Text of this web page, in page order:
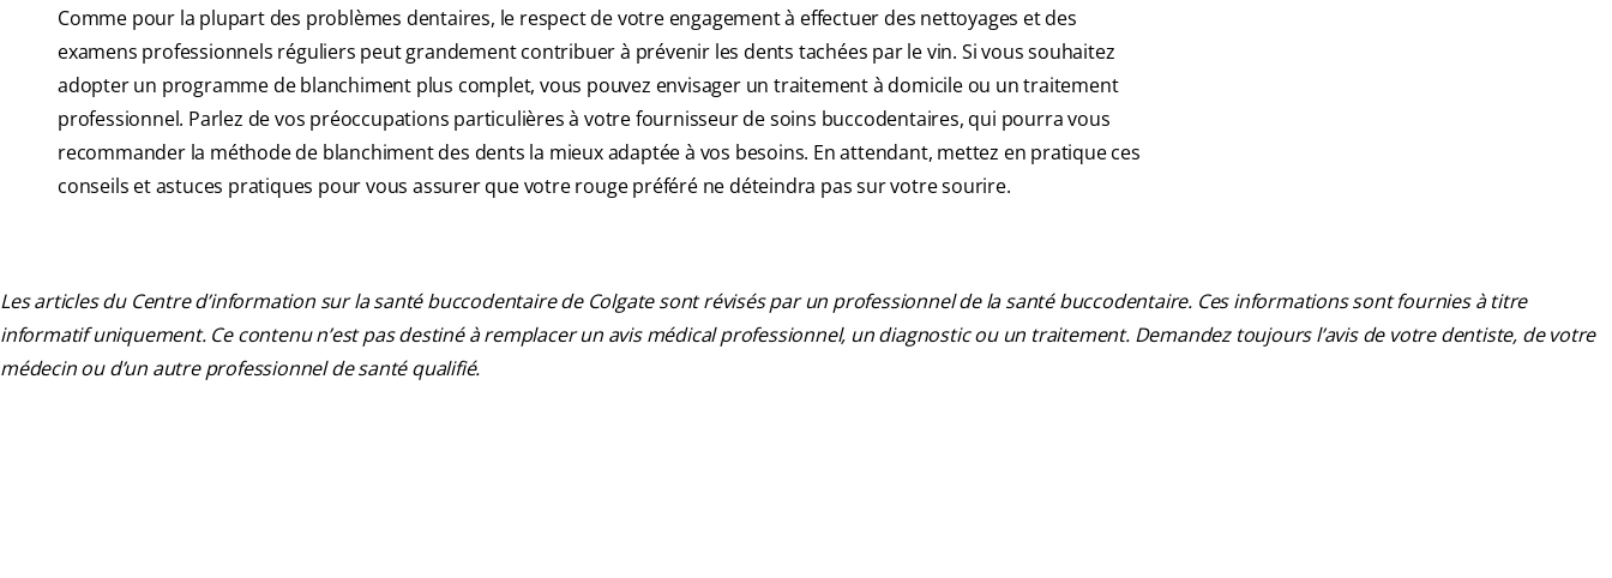
Comme pour la plupart des problèmes dentaires, le respect de votre engagement à effectuer des nettoyages et des
examens professionnels réguliers peut grandement contribuer à prévenir les dents tachées par le vin. Si vous souhaitez
adopter un programme de blanchiment plus complet, vous pouvez envisager un traitement à domicile ou un traitement
professionnel. Parlez de vos préoccupations particulières à votre fournisseur de soins buccodentaires, qui pourra vous
recommander la méthode de blanchiment des dents la mieux adaptée à vos besoins. En attendant, mettez en pratique ces
conseils et astuces pratiques pour vous assurer que votre rouge préféré ne déteindra pas sur votre sourire.
Les articles du Centre d’information sur la santé buccodentaire de Colgate sont révisés par un professionnel de la santé buccodentaire. Ces informations sont fournies à titre
informatif uniquement. Ce contenu n’est pas destiné à remplacer un avis médical professionnel, un diagnostic ou un traitement. Demandez toujours l’avis de votre dentiste, de votre
médecin ou d’un autre professionnel de santé qualifié.